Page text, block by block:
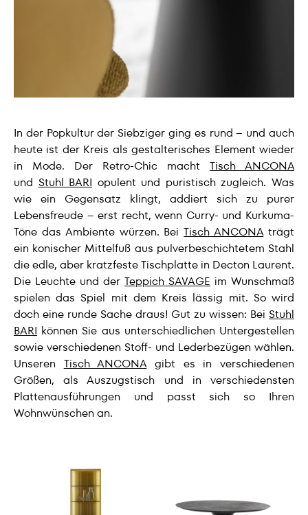
In der Popkultur der Siebziger ging es rund – und auch
heute ist der Kreis als gestalterisches Element wieder
in Mode. Der Retro-Chic macht Tisch ANCONA
und Stuhl BARI opulent und puristisch zugleich. Was
wie ein Gegensatz klingt, addiert sich zu purer
Lebensfreude – erst recht, wenn Curry- und Kurkuma-
Töne das Ambiente würzen. BeiTisch ANCONAträgt
ein konischer Mittelfuß aus pulverbeschichtetem Stahl
die edle, aber kratzfeste Tischplatte in Decton Laurent.
Die Leuchte und der Teppich SAVAGE im Wunschmaß
spielen das Spiel mit dem Kreis lässig mit. So wird
doch eine runde Sache draus! Gut zu wissen: Bei Stuhl
BARI können Sie aus unterschiedlichen Untergestellen
sowie verschiedenen Stoff- und Lederbezügen wählen.
Unseren Tisch ANCONAgibt es in verschiedenen
Größen, als Auszugstisch und in verschiedensten
Plattenausführungen und passt sich so Ihren
Wohnwünschen an.